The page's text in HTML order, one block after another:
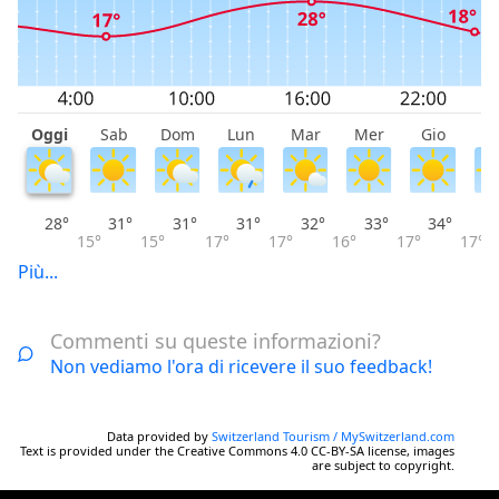
(come si vede dall'inizio della camminata a tema).
Nell'Altopiano ci sono solo ancora un paio di
insenature quasi incontaminate. La pace assoluta di
queste minute valli appartate è interrotta solo dai dolci
suoni del ruscello Mülibach.
Oggi Sab Dom Lun Mar Mer Gio
28°
15°
31°
15°
31°
17°
31°
17°
32°
16°
33°
17°
34°
17°
Più...
Commenti su queste informazioni?
Non vediamo l'ora di ricevere il suo feedback!
Data provided by Switzerland Tourism / MySwitzerland.com
Text is provided under the Creative Commons 4.0 CC-BY-SA license, images
are subject to copyright.